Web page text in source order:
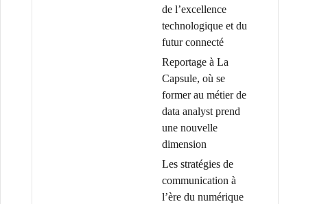
de l’excellence
technologique et du
futur connecté
Reportage à La
Capsule, où se
former au métier de
data analyst prend
une nouvelle
dimension
Les stratégies de
communication à
l’ère du numérique